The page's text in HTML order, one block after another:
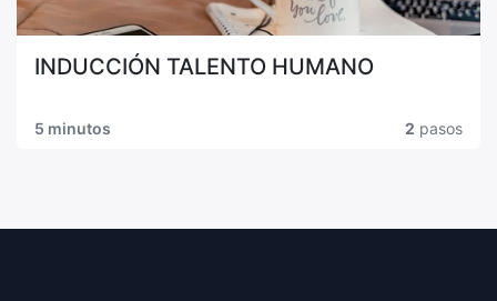
INDUCCIÓN TALENTO HUMANO
5 minutos 2 pasos